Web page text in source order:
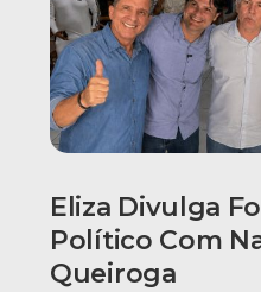
Eliza Divulga
Político Com
Queiroga